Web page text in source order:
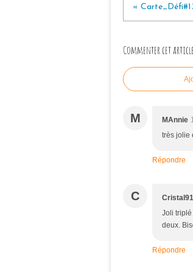
«
Commenter cet article
M MAnnie
très jolie
Répondre
C Cristal91
Joli
deux.
Répondre